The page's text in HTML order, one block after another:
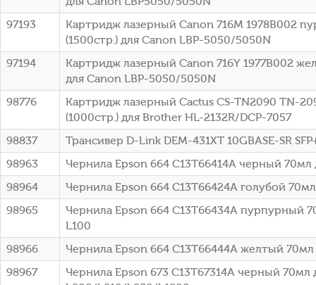
97193
Картридж лазерный Canon 716M 1978B002
(1500стр.) для Canon LBP-5050/5050N
97194
Картридж лазерный Canon 716Y 1977B002
для Canon LBP-5050/5050N
98776
Картридж лазерный Cactus CS-TN2090 TN-
(1000стр.) для Brother HL-2132R/DCP-7057
98837
Трансивер D-Link DEM-431XT 10GBASE-SR
98963
Чернила Epson 664 C13T66414A черный 70мл
98964
Чернила Epson 664 C13T66424A голубой
98965
Чернила Epson 664 C13T66434A пурпурный
L100
98966
Чернила Epson 664 C13T66444A желтый 70мл
98967
Чернила Epson 673 C13T67314A черный 70мл